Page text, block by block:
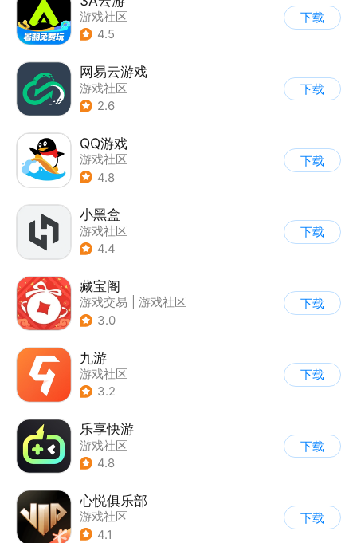
游戏社区
4.5
下载
网易云游戏
游戏社区
2.6
下载
QQ游戏
游戏社区
4.8
下载
小黑盒
游戏社区
4.4
下载
藏宝阁
游戏交易
游戏社区
3.0
下载
九游
游戏社区
3.2
下载
乐享快游
游戏社区
4.8
下载
心悦俱乐部
游戏社区
4.1
下载